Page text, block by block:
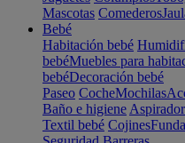
Mascotas Comederos
Bebé
Habitación bebé
bebéMuebles para
bebéDecoración bebé
Paseo CocheMochilas
Baño e higiene
Textil bebé CojinesFunda